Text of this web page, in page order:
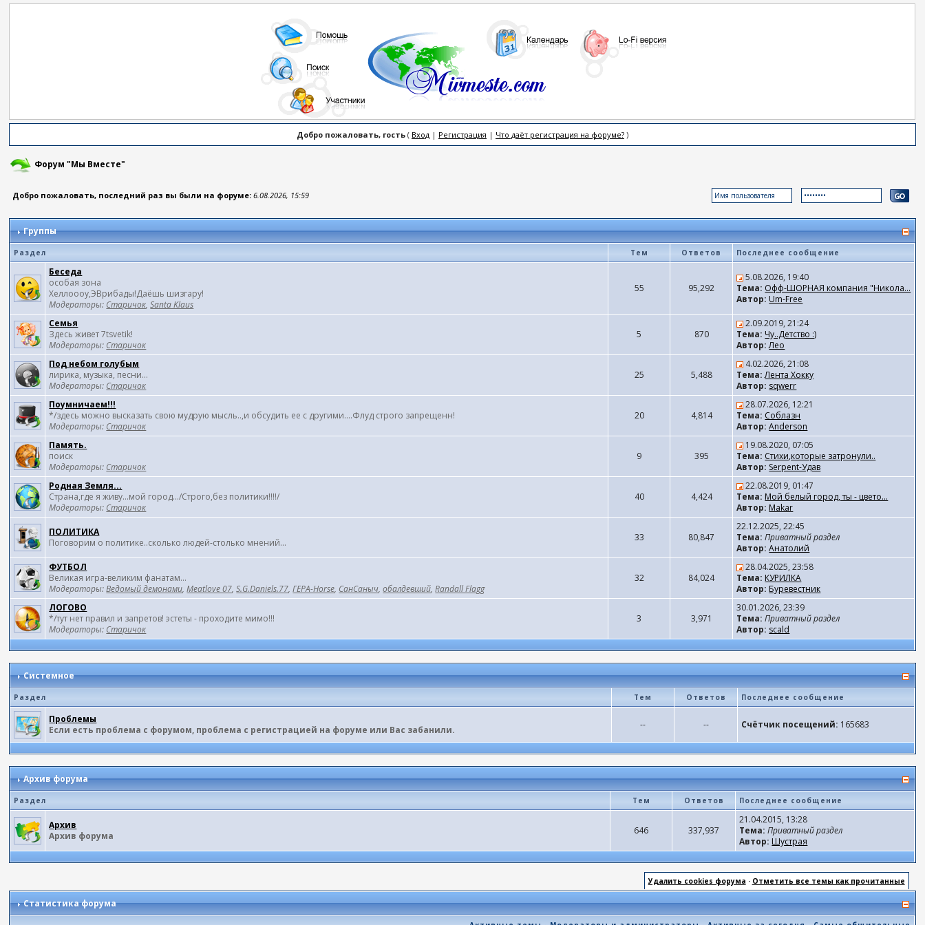
Добро пожаловать, гость( Вход| Регистрация | Что даёт регистрация на форуме?)
Форум "Мы Вместе"
Добро пожаловать, последний раз вы были на форуме:6.08.2026, 15:59
Группы
Раздел Тем Ответов Последнее сообщение
Беседа
особая зона
Хеллоооу,ЭВрибады!Даёшь шизгару!
Модераторы: Старичок,Santa Klaus
55 95,292
5.08.2026, 19:40
Тема: Офф-ШОРНАЯ компания "Никола...
Автор: Um-Free
Семья
Здесь живет 7tsvetik!
Модераторы: Старичок
5 870
2.09.2019, 21:24
Тема: Чу..Детство :)
Автор: Лео
Под небом голубым
лирика, музыка, песни...
Модераторы: Старичок
25 5,488
4.02.2026, 21:08
Тема: Лента Хокку
Автор: sqwerr
Поумничаем!!!
*/здесь можно высказать свою мудрую мысль..,и обсудить ее с другими....Флуд строго запрещенн!
Модераторы: Старичок
20 4,814
28.07.2026, 12:21
Тема: Соблазн
Автор: Anderson
Память.
поиск
Модераторы: Старичок
9 395
19.08.2020, 07:05
Тема: Стихи,которые затронули..
Автор: Serpent-Удав
Родная Земля...
Страна,где я живу...мой город.../Строго,без политики!!!!/
Модераторы: Старичок
40 4,424
22.08.2019, 01:47
Тема: Мой белый город, ты - цвето...
Автор: Makar
ПОЛИТИКА
Поговорим о политике..сколько людей-столько мнений...
33 80,847
22.12.2025, 22:45
Тема: Приватный раздел
Автор: Анатолий
ФУТБОЛ
Великая игра-великим фанатам...
Модераторы:Ведомый демонами,Meatlove 07,S.G.Daniels.77,ГЕРА-Horse, СанСаныч,обалдевший,Randall Flagg
32 84,024
28.04.2025, 23:58
Тема: КУРИЛКА
Автор: Буревестник
ЛОГОВО
*/тут нет правил и запретов! эстеты - проходите мимо!!!
Модераторы: Старичок
3 3,971
30.01.2026, 23:39
Тема: Приватный раздел
Автор: scald
Системное
Раздел Тем Ответов Последнее сообщение
Проблемы
Если есть проблема с форумом, проблема с регистрацией на форуме или Вас забанили.
-- -- Счётчик посещений: 165683
Архив форума
Раздел Тем Ответов Последнее сообщение
Архив
Архив форума
646 337,937
21.04.2015, 13:28
Тема: Приватный раздел
Автор: Шустрая
Удалить cookies форума · Отметить все темы как прочитанные
Статистика форума